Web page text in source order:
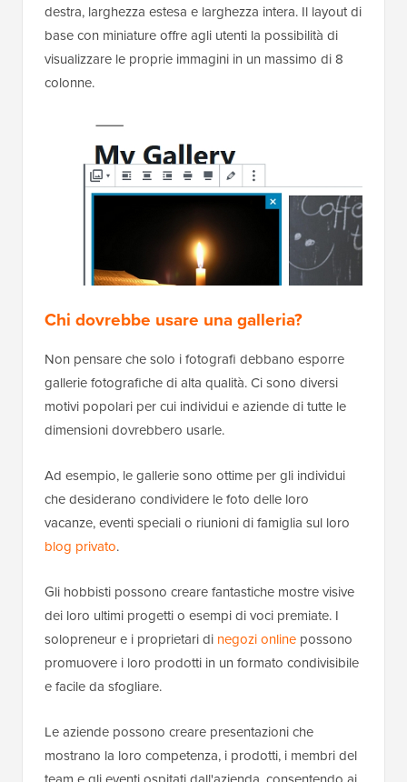
destra, larghezza estesa e larghezza intera. Il layout di
base con miniature offre agli utenti la possibilità di
visualizzare le proprie immagini in un massimo di 8
colonne.
Chi dovrebbe usare una galleria?
Non pensare che solo i fotografi debbano esporre
gallerie fotografiche di alta qualità. Ci sono diversi
motivi popolari per cui individui e aziende di tutte le
dimensioni dovrebbero usarle.
Ad esempio, le gallerie sono ottime per gli individui
che desiderano condividere le foto delle loro
vacanze, eventi speciali o riunioni di famiglia sul loro
blog privato.
Gli hobbisti possono creare fantastiche mostre visive
dei loro ultimi progetti o esempi di voci premiate. I
solopreneur e i proprietari di negozi online possono
promuovere i loro prodotti in un formato condivisibile
e facile da sfogliare.
Le aziende possono creare presentazioni che
mostrano la loro competenza, i prodotti, i membri del